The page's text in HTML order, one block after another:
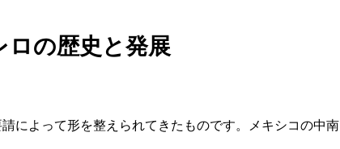
ロの歴史と発展
によって形を整えられてきたものです。メキシコの中南